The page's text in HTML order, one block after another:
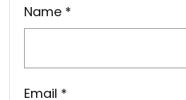
Name *
Email *